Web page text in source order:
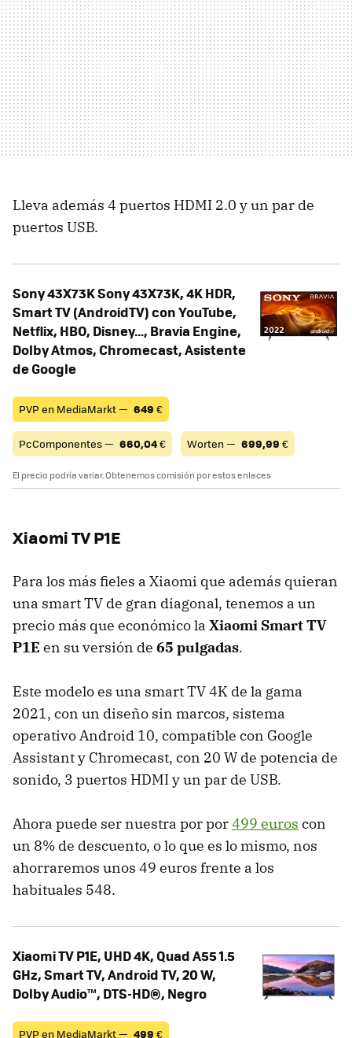
Lleva además 4 puertos HDMI 2.0 y un par de
puertos USB.
Sony 43X73K Sony 43X73K, 4K HDR,
Smart TV (AndroidTV) con YouTube,
Netflix, HBO, Disney…, Bravia Engine,
Dolby Atmos, Chromecast, Asistente
de Google
PVP en MediaMarkt — 649 €
PcComponentes — 660,04€ Worten — 699,99 €
El precio podría variar. Obtenemos comisión por estos enlaces
Xiaomi TV P1E
Para los más fieles a Xiaomi que además quieran
una smart TV de gran diagonal, tenemos a un
precio más que económico la Xiaomi Smart TV
P1E en su versión de 65 pulgadas.
Este modelo es una smart TV 4K de la gama
2021, con un diseño sin marcos, sistema
operativo Android 10, compatible con Google
Assistant y Chromecast, con 20 W de potencia de
sonido, 3 puertos HDMI y un par de USB.
Ahora puede ser nuestra por por499 euros con
un 8% de descuento, o lo que es lo mismo, nos
ahorraremos unos 49 euros frente a los
habituales 548.
Xiaomi TV P1E, UHD 4K, Quad A55 1.5
GHz, Smart TV, Android TV, 20 W,
Dolby Audio™, DTS-HD®, Negro
PVP en MediaMarkt — 499 €